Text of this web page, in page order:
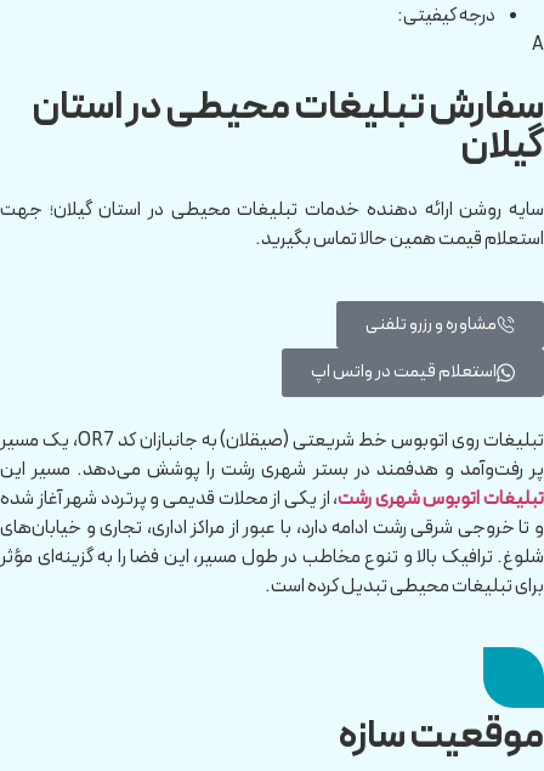
درجه کیفیتی:
A
سفارش تبلیغات محیطی در استان
گیلان
سایه روشن ارائه دهنده خدمات تبلیغات محیطی در استان گیلان؛ جهت
استعلام قیمت همین حالا تماس بگیرید.
مشاوره و رزرو تلفنی
استعلام قیمت در واتس اپ
تبلیغات روی اتوبوس خط شریعتی (صیقلان) به جانبازان کد OR7، یک مسیر
پر رفت‌وآمد و هدفمند در بستر شهری رشت را پوشش می‌دهد. مسیر این
تبلیغات اتوبوس شهری رشت، از یکی از محلات قدیمی و پرتردد شهر آغاز شده
و تا خروجی شرقی رشت ادامه دارد، با عبور از مراکز اداری، تجاری و خیابان‌های
شلوغ. ترافیک بالا و تنوع مخاطب در طول مسیر، این فضا را به گزینه‌ای مؤثر
برای تبلیغات محیطی تبدیل کرده است.
موقعیت سازه